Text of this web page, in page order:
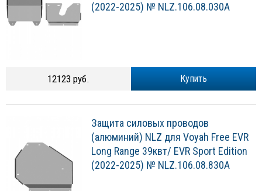
(2022-2025) № NLZ.106.08.030A
Купить
12123 руб.
Защита силовых проводов
(алюминий) NLZ для Voyah Free EVR
Long Range 39квт/ EVR Sport Edition
(2022-2025) № NLZ.106.08.830A